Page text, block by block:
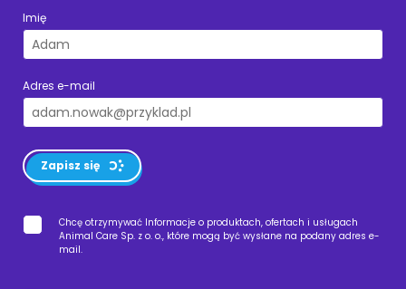
Imię
Adres e-mail
Zapisz się
Chcę otrzymywać Informacje o produktach, ofertach i usługach
Animal Care Sp. z o. o., które mogą być wysłane na podany adres e-
mail.